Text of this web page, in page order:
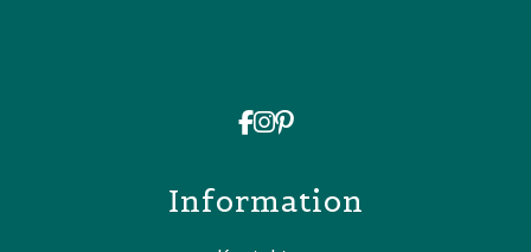
Information